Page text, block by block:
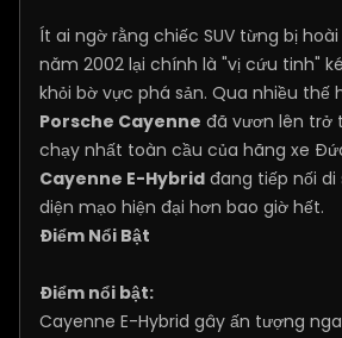
Ít ai ngờ rằng chiếc SUV từng bị
năm 2002 lại chính là "vị cứu tinh"
khỏi bờ vực phá sản. Qua nhiều thế
Porsche Cayenne đã vươn lên trở
chạy nhất toàn cầu của hãng xe
Cayenne E-Hybrid đang tiếp nối
diện mạo hiện đại hơn bao giờ hết.
Điểm Nổi Bật
Điểm nổi bật:
Cayenne E-Hybrid gây ấn tượng